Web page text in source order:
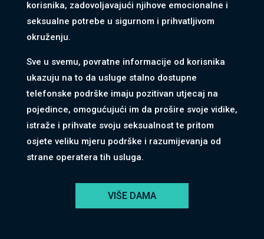
korisnika, zadovoljavajući njihove emocionalne i
seksualne potrebe u sigurnom i prihvatljivom
okruženju.
Sve u svemu, povratne informacije od korisnika
ukazuju na to da usluge stalno dostupne
telefonske podrške imaju pozitivan utjecaj na
pojedince, omogućujući im da prošire svoje vidike,
istraže i prihvate svoju seksualnost te pritom
osjete veliku mjeru podrške i razumijevanja od
strane operatera tih usluga.
VIŠE DAMA
KRISTINA / Kod #160
TRAŽIM:avantura, zabava, a možda i nešto više